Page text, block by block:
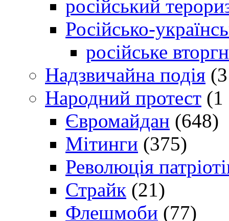
російський
Російсько-
російське
Надзвичайна подія
Народний протест (1
Євромайдан (648)
Мітинги (375)
Революція
Страйк (21)
Флешмоби (77)